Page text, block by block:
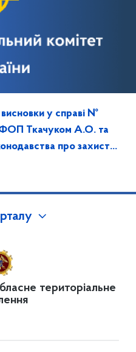
у справі №
Ткачуком А.О. та
про захист
територіальне